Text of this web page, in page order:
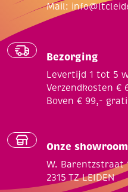
Mail:
Bezorging
Levertijd 1 tot 5
Verzendkosten €
Boven € 99,-
Onze showroom
W. Barentzstraat
2315 TZ LEIDEN